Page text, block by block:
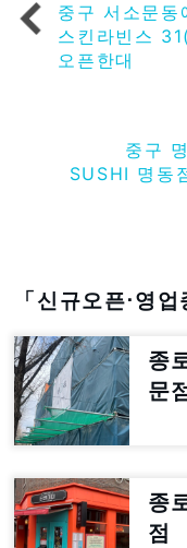
중구 서소문동
스킨라빈스
오픈한대
중구
SUSHI 명동
「신규오픈⋅영
종
문
종
점